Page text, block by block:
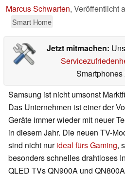
Marcus Schwarten, Veröffentlicht
Smart Home
Jetzt mitmachen:
Smartphones
Samsung ist nicht umsonst
Das Unternehmen ist einer der
Geräte immer wieder mit neuer
in diesem Jahr. Die neuen TV-
sind nicht nurideal fürs Gaming,
besonders schnelles drahtloses
QLED TVs QN900A und